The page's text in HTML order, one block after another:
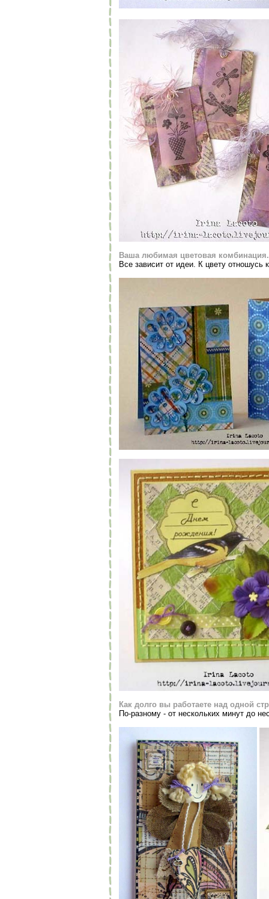
Ваша любимая цветовая комбинация.
Все зависит от идеи. К цвету отношусь
Как долго вы работаете над одной
По-разному - от нескольких минут до